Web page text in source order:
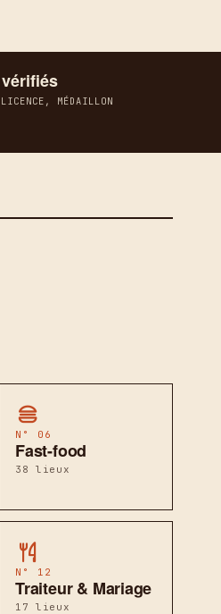
MÉDAILLON
N° 06
Fast-food
38 lieux
N° 12
Traiteur & Mariage
17 lieux